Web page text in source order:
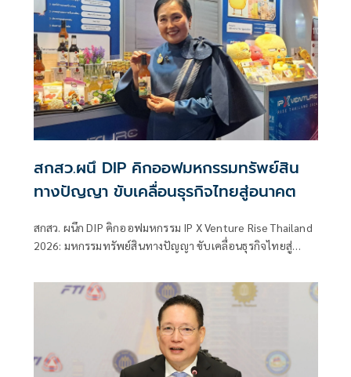
สกสว.ผนึ DIP คิกออฟมหกรรมทรัพย์สิน
ทางปัญญา ขับเคลื่อนธุรกิจไทยสู่อนาคต
สกสว. ผนึก DIP คิกออฟมหกรรม IP X Venture Rise Thailand
2026: มหกรรมทรัพย์สินทางปัญญา ขับเคลื่อนธุรกิจไทยสู่
กองทุน ววน. เพิ่มคุณค่างานวิจัยไทย